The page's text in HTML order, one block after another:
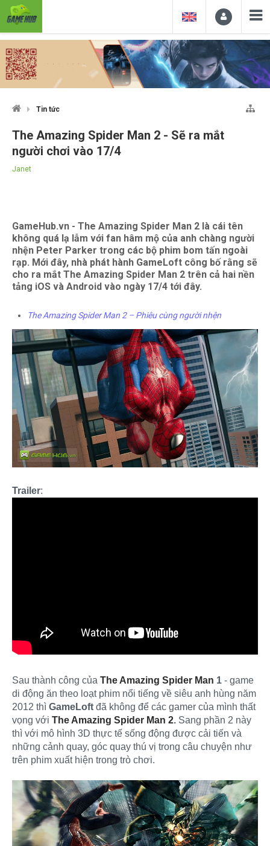
Tin tức
The Amazing Spider Man 2 - Sẽ ra mắt
người chơi vào 17/4
Janet
GameHub.vn - The Amazing Spider Man 2 là cái tên
không quá lạ lẫm với fan hâm mộ của anh chàng người
nhện Peter Parker trong các bộ phim bom tấn ngoài
rạp. Mới đây, nhà phát hành GameLoft công bố rằng sẽ
cho ra mắt The Amazing Spider Man 2 trên cả hai nền
tảng iOS và Android vào ngày 17/4 tới đây.
The Amazing Spider Man 2 – Phiêu cùng người nhện
Trailer:
Sau thành công của The Amazing Spider Man 1 - game
di động ăn theo loạt phim nổi tiếng về siêu anh hùng năm
2012 thì GameLoft đã không để các gamer của mình thất
vọng với The Amazing Spider Man 2. Sang phần 2 này
thì với mô hình 3D thực tế sống động được cải tiến và
những cảnh quay, góc quay thú vị trong câu chuyện như
trên phim xuất hiện trong trò chơi.